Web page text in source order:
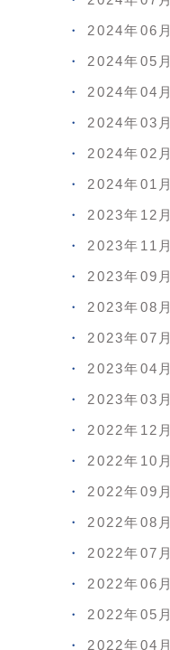
2024年06月
2024年05月
2024年04月
2024年03月
2024年02月
2024年01月
2023年12月
2023年11月
2023年09月
2023年08月
2023年07月
2023年04月
2023年03月
2022年12月
2022年10月
2022年09月
2022年08月
2022年07月
2022年06月
2022年05月
2022年04月